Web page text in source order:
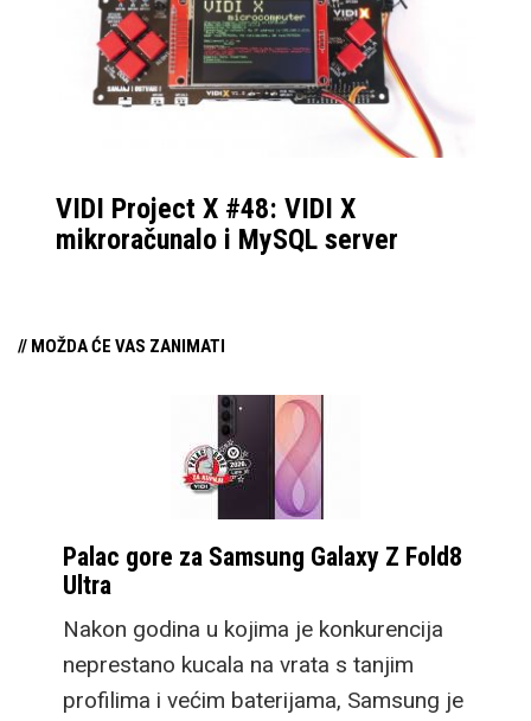
VIDI Project X #48: VIDI X
mikroračunalo i MySQL server
// MOŽDA ĆE VAS ZANIMATI
Palac gore za Samsung Galaxy Z Fold8
Ultra
Nakon godina u kojima je konkurencija
neprestano kucala na vrata s tanjim
profilima i većim baterijama, Samsung je